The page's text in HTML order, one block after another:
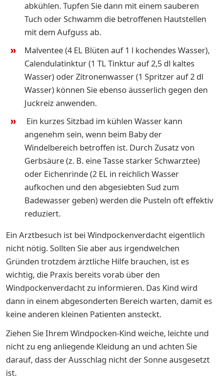
abkühlen. Tupfen Sie dann mit einem sauberen
Tuch oder Schwamm die betroffenen Hautstellen
mit dem Aufguss ab.
Malventee (4 EL Blüten auf 1 l kochendes Wasser),
Calendulatinktur (1 TL Tinktur auf 2,5 dl kaltes
Wasser) oder Zitronenwasser (1 Spritzer auf 2 dl
Wasser) können Sie ebenso äusserlich gegen den
Juckreiz anwenden.
Ein kurzes Sitzbad im kühlen Wasser kann
angenehm sein, wenn beim Baby der
Windelbereich betroffen ist. Durch Zusatz von
Gerbsäure (z. B. eine Tasse starker Schwarztee)
oder Eichenrinde (2 EL in reichlich Wasser
aufkochen und den abgesiebten Sud zum
Badewasser geben) werden die Pusteln oft effektiv
reduziert.
Ein Arztbesuch ist bei Windpockenverdacht eigentlich
nicht nötig. Sollten Sie aber aus irgendwelchen
Gründen trotzdem ärztliche Hilfe brauchen, ist es
wichtig, die Praxis bereits vorab über den
Windpockenverdacht zu informieren. Das Kind wird
dann in einem abgesonderten Bereich warten, damit es
keine anderen kleinen Patienten ansteckt.
Ziehen Sie Ihrem Windpocken-Kind weiche, leichte und
nicht zu eng anliegende Kleidung an und achten Sie
darauf, dass der Ausschlag nicht der Sonne ausgesetzt
ist.